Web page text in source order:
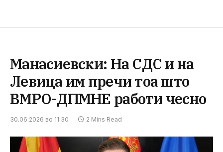
Манасиевски: На СДС и на
Левица им пречи тоа што
ВМРО-ДПМНЕ работи чесно
30.06.2026 во 11:30 2 Mins Read